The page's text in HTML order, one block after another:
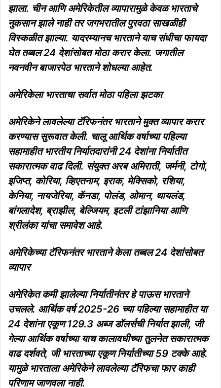
झाला. चीन आणि अमेरिकेतील व्यापारामुळे केवळ भारताचे
नुकसान झाले नाही तर जगभरातील पुरवठा साखळीही
विस्कळीत झाल्या. यादरम्यानच भारताने याच संधीचा फायदा
घेत तब्बल 24 देशांसोबत मोठा करार केला. जगातील
नवनवीन बाजारपेठ भारताने शोधल्या आहेत.
अमेरिकेला भारताचा सर्वात मोठा पहिला झटका
अमेरिकेने लावलेल्या टॅरिफनंतर भारताने मुक्त व्यापार करार
करण्यास सुरूवात केली. चालू आर्थिक वर्षाच्या पहिल्या
सहामाहीत भारतीय निर्यातदारांनी 24 देशांना निर्यातीत
सकारात्मक वाढ दिली. संयुक्त अरब अमिराती, जर्मनी, टोगो,
इजिप्त, कोरिया, व्हिएतनाम, इराक, मेक्सिको, रशिया,
केनिया, नायजेरिया, कॅनडा, पोलंड, ओमान, थायलंड,
बांगलादेश, ब्राझील, बेल्जियम, इटली टांझानिया आणि
श्रीलंका यांचा समावेश आहे.
अमेरिकेच्या टॅरिफनंतर भारताने केला तब्बल 24 देशांसोबत
व्यापार
अमेरिकेत कमी झालेल्या निर्यातीनंतर हे पाऊस भारताने
उचलले. आर्थिक वर्ष 2025-26 च्या पहिल्या सहामाहीत या
24 देशांना एकूण 129.3 अब्ज डॉलर्सची निर्यात झाली, जी
गेल्या आर्थिक वर्षाच्या याच कालावधीच्या तुलनेत सकारात्मक
वाढ दर्शवते, जी भारताच्या एकूण निर्यातीच्या 59 टक्के आहे.
यामुळे भारताला अमेरिकेने लावलेल्या टॅरिफचा फार काही
परिणाम जाणवला नाही.